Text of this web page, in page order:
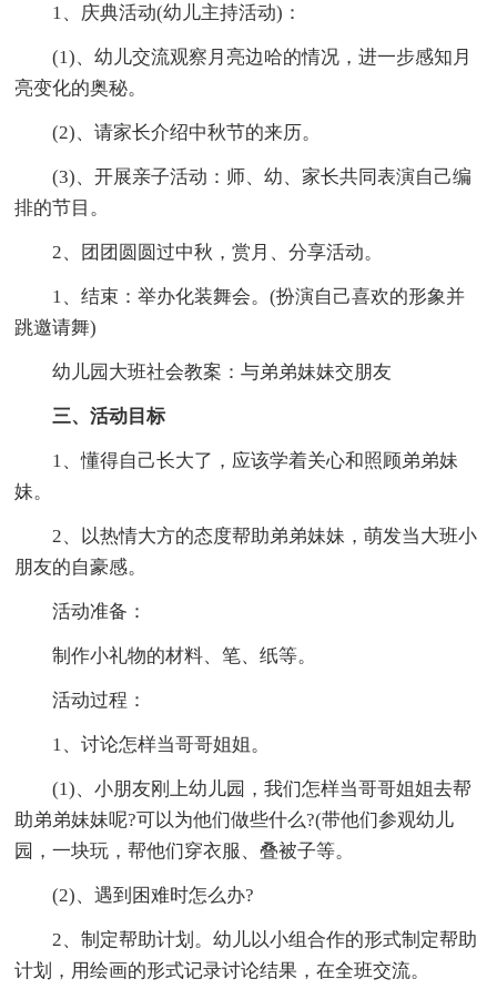
1、庆典活动(幼儿主持活动)：
(1)、幼儿交流观察月亮边哈的情况，进一步感知月
亮变化的奥秘。
(2)、请家长介绍中秋节的来历。
(3)、开展亲子活动：师、幼、家长共同表演自己编
排的节目。
2、团团圆圆过中秋，赏月、分享活动。
1、结束：举办化装舞会。(扮演自己喜欢的形象并
跳邀请舞)
幼儿园大班社会教案：与弟弟妹妹交朋友
三、活动目标
1、懂得自己长大了，应该学着关心和照顾弟弟妹
妹。
2、以热情大方的态度帮助弟弟妹妹，萌发当大班小
朋友的自豪感。
活动准备：
制作小礼物的材料、笔、纸等。
活动过程：
1、讨论怎样当哥哥姐姐。
(1)、小朋友刚上幼儿园，我们怎样当哥哥姐姐去帮
助弟弟妹妹呢?可以为他们做些什么?(带他们参观幼儿
园，一块玩，帮他们穿衣服、叠被子等。
(2)、遇到困难时怎么办?
2、制定帮助计划。幼儿以小组合作的形式制定帮助
计划，用绘画的形式记录讨论结果，在全班交流。